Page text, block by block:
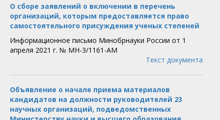
О сборе заявлений о включении в перечень
организаций, которым предоставляется право
самостоятельного присуждения ученых степеней
Информационное письмо Минобрнауки России от 1
апреля 2021 г. № МН-3/1161-АМ
Текст документа
Объявление о начале приема материалов
кандидатов на должности руководителей 23
научных организаций, подведомственных